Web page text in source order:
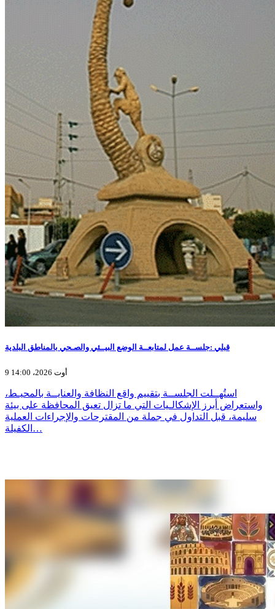
قبلي :جلســة عمل لمتابعــة الوضع البيــئي والصـحي بالمناطق البلدية
9 أوت 2026، 14:00
استُهــلت الجلســة بتقييم واقع النظافة والعنايــة بالمحيـط،
واستعراض أبرز الإشكالـيات التي ما تزال تعيق المحافظة على بيئة
سليمة، قبل التداول في جملة من المقترحات والإجراءات العملية
الكفيلة…